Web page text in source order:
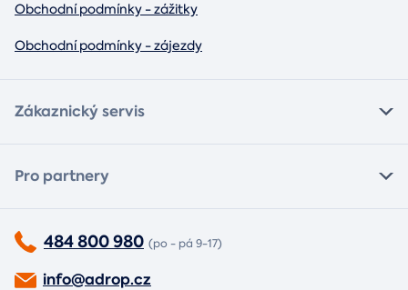
Obchodní podmínky - zážitky
Obchodní podmínky - zájezdy
Zákaznický servis
Pro partnery
484 800 980 (po - pá 9-17)
info@adrop.cz